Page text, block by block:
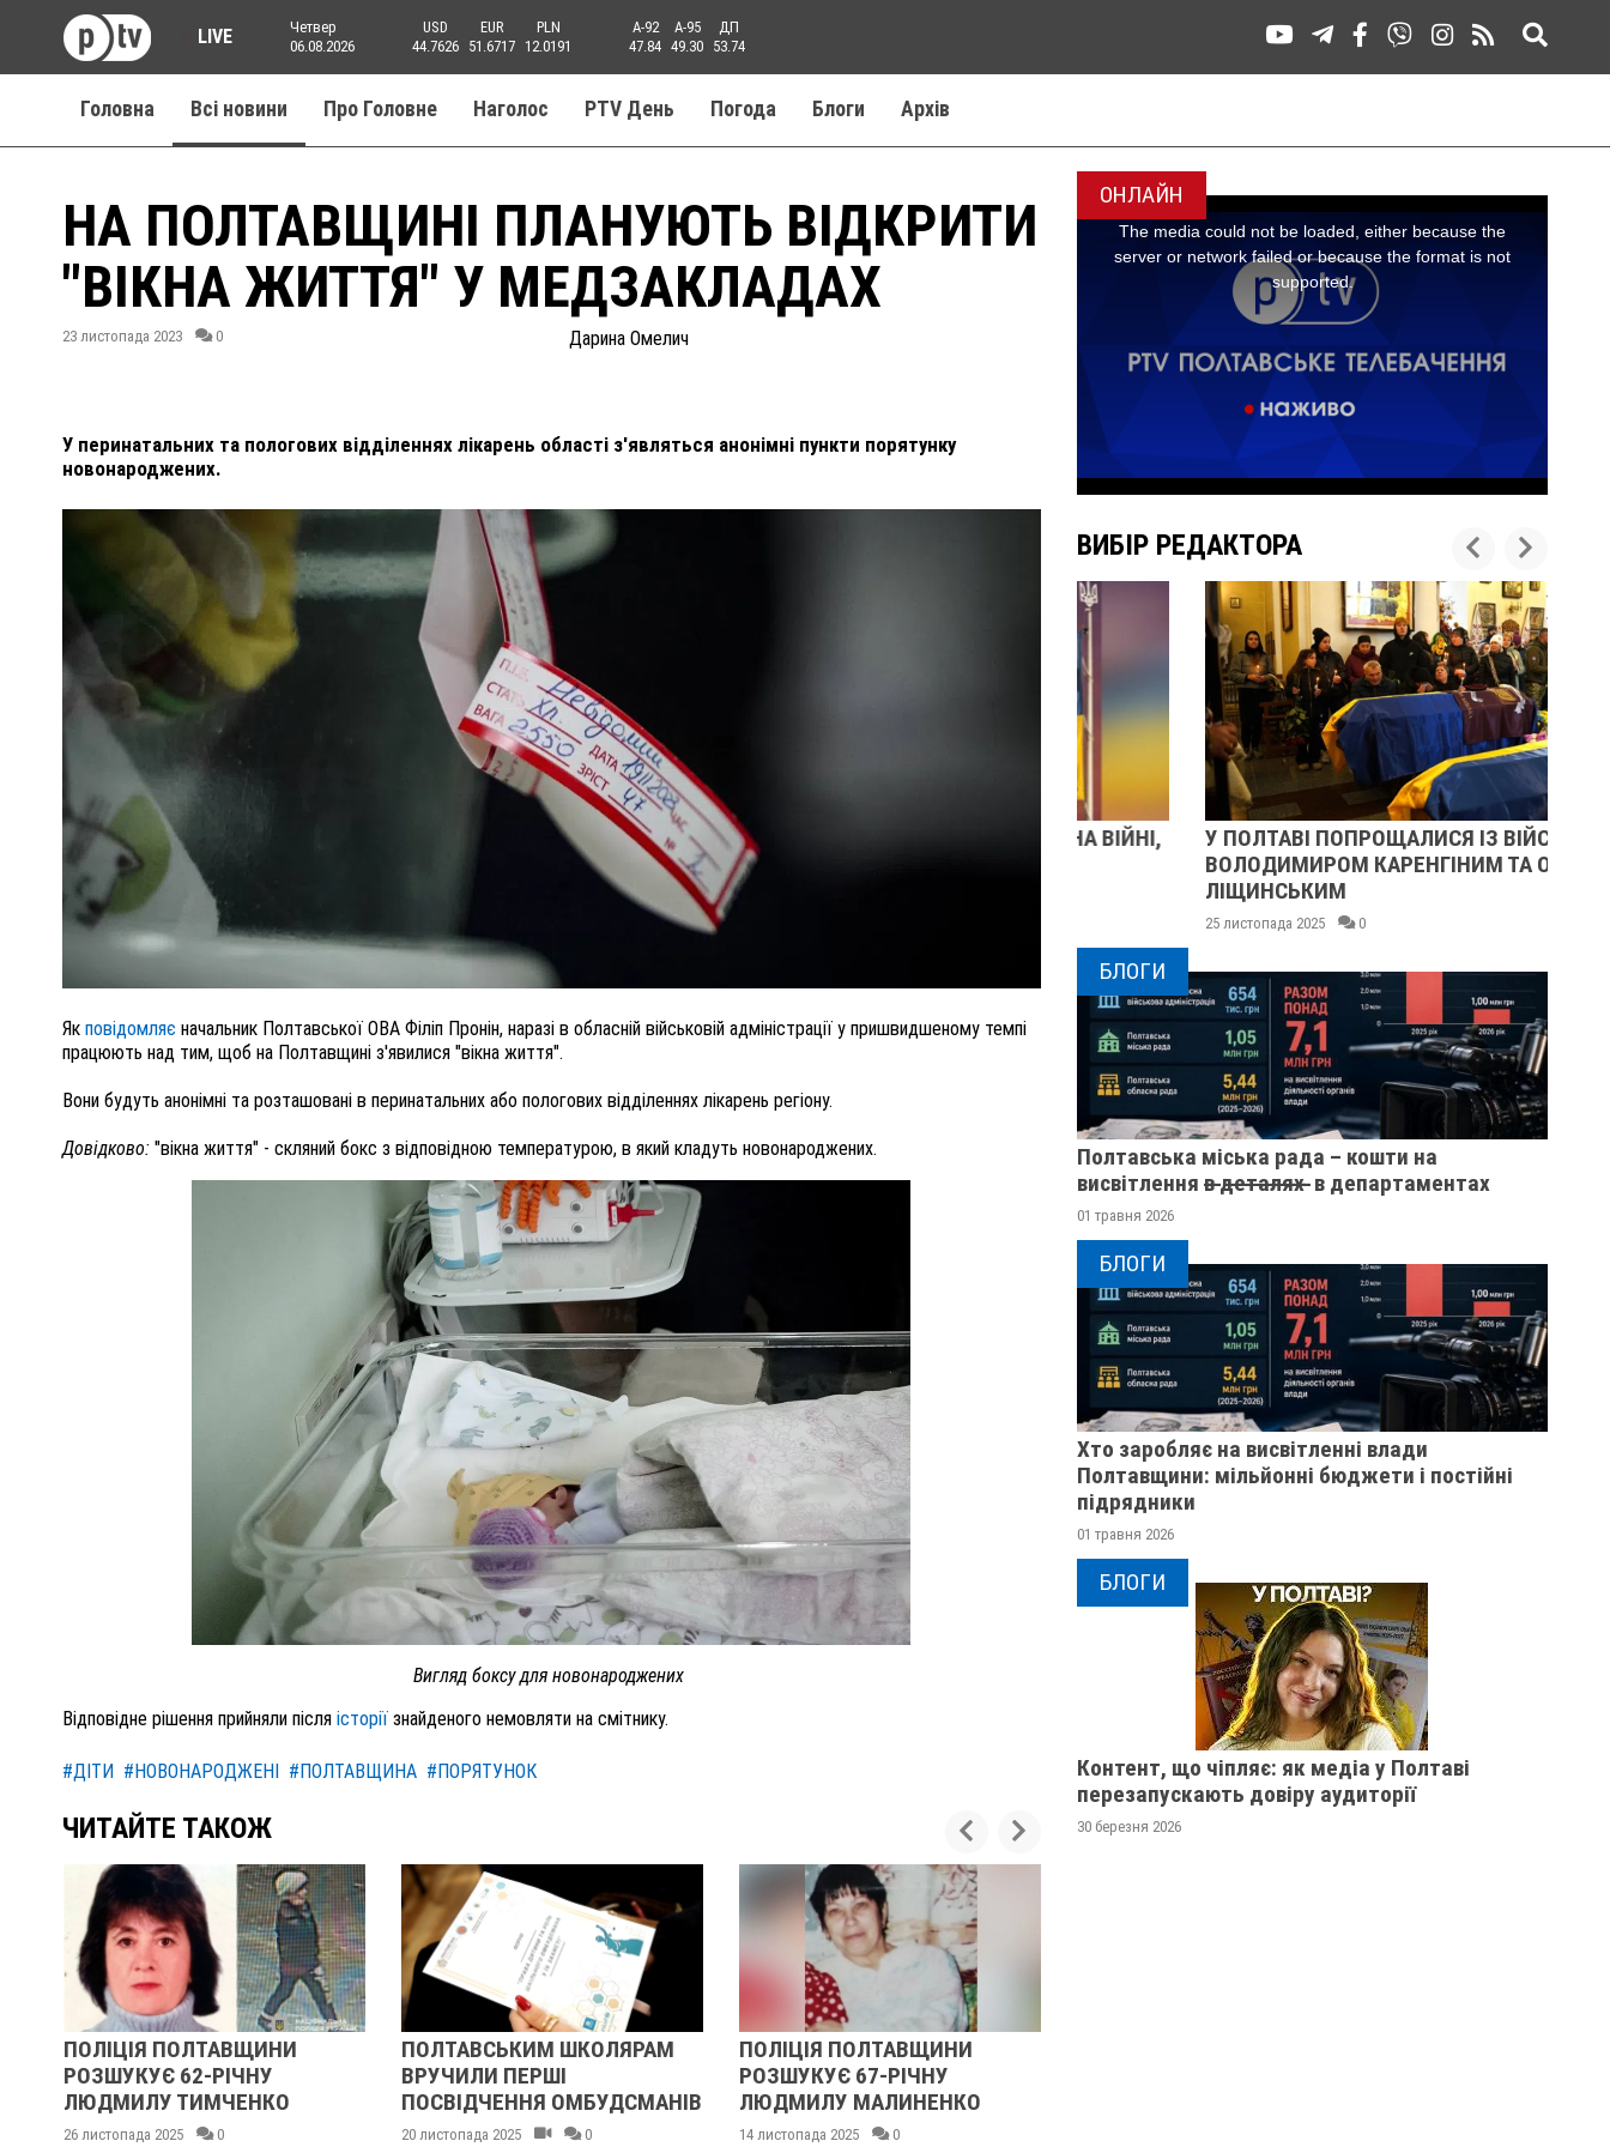
LIVE
Четвер
06.08.2026
USD
44.7626
EUR
51.6717
PLN
12.0191
A-92
47.84
A-95
49.30
ДП
53.74
Головна Всі новини Про Головне Наголос PTV День Погода Блоги Aрхів
НА ПОЛТАВЩИНІ ПЛАНУЮТЬ ВІДКРИТИ
"ВІКНА ЖИТТЯ" У МЕДЗАКЛАДАХ
23 листопада 2023 0 Дарина Омелич
У перинатальних та пологових відділеннях лікарень області з'являться анонімні пункти порятунку
новонароджених.
Як повідомляє начальник Полтавської ОВА Філіп Пронін, наразі в обласній військовій адміністрації у пришвидшеному темпі
працюють над тим, щоб на Полтавщині з'явилися "вікна життя".
Вони будуть анонімні та розташовані в перинатальних або пологових відділеннях лікарень регіону.
Довідково: "вікна життя" - скляний бокс з відповідною температурою, в який кладуть новонароджених.
Вигляд боксу для новонароджених
Відповідне рішення прийняли після історії знайденого немовляти на смітнику.
#ДІТИ #НОВОНАРОДЖЕНІ #ПОЛТАВЩИНА #ПОРЯТУНОК
ЧИТАЙТЕ ТАКОЖ
ПОЛТАВЩИНИ
62-РІЧНУ
ТИМЧЕНКО
листопада 2025 0
ПОЛТАВСЬКИМ ШКОЛЯРАМ
ВРУЧИЛИ ПЕРШІ
ПОСВІДЧЕННЯ ОМБУДСМАНІВ
20 листопада 2025 0
ПОЛІЦІЯ ПОЛТАВЩИНИ
РОЗШУКУЄ 67-РІЧНУ
ЛЮДМИЛУ МАЛИНЕНКО
14 листопада 2025 0
ОНЛАЙН
ВИБІР РЕДАКТОРА
ПОЛІЦІЯ ПОЛТАВЩИНИ РОЗШУКУЄ 62-РІЧНУ
ЛЮДМИЛУ ТИМЧЕНКО
26 листопада 2025 0
ВНАСЛІДОК ПОРАНЕНЬ, ОТРИМАНИХ НА ВІЙНІ,
ПОМЕР ВОЇН ЮРІЙ ВОЙТИК
25 листопада 2025 0
У ПОЛТАВІ ПОПРОЩАЛИСЯ ІЗ ВІЙСЬКОВИМИ
ВОЛОДИМИРОМ КАРЕНГІНИМ ТА ОЛЕГОМ
ЛІЩИНСЬКИМ
0
БЛОГИ
Полтавська міська рада – кошти на
висвітлення в̶ ̶д̶е̶т̶а̶л̶я̶х̶ ̶ в департаментах
01 травня 2026
БЛОГИ
Хто заробляє на висвітленні влади
Полтавщини: мільйонні бюджети і постійні
підрядники
01 травня 2026
БЛОГИ
Контент, що чіпляє: як медіа у Полтаві
перезапускають довіру аудиторії
30 березня 2026